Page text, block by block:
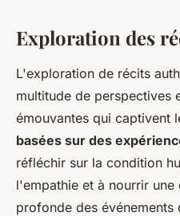
Exploration des
L'exploration de récits
multitude de perspectives
émouvantes qui captivent
basées sur des
réfléchir sur la condition
l'empathie et à nourrir une
profonde des